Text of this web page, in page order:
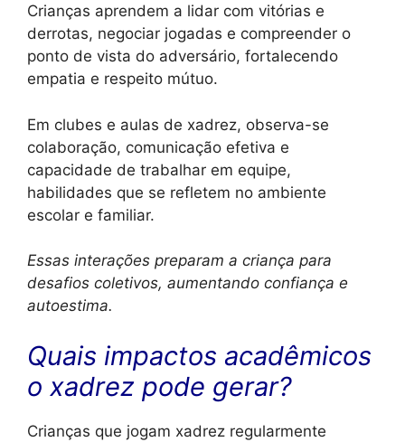
Crianças aprendem a lidar com vitórias e
derrotas, negociar jogadas e compreender o
ponto de vista do adversário, fortalecendo
empatia e respeito mútuo.
Em clubes e aulas de xadrez, observa-se
colaboração, comunicação efetiva e
capacidade de trabalhar em equipe,
habilidades que se refletem no ambiente
escolar e familiar.
Essas interações preparam a criança para
desafios coletivos, aumentando confiança e
autoestima.
Quais impactos acadêmicos
o xadrez pode gerar?
Crianças que jogam xadrez regularmente